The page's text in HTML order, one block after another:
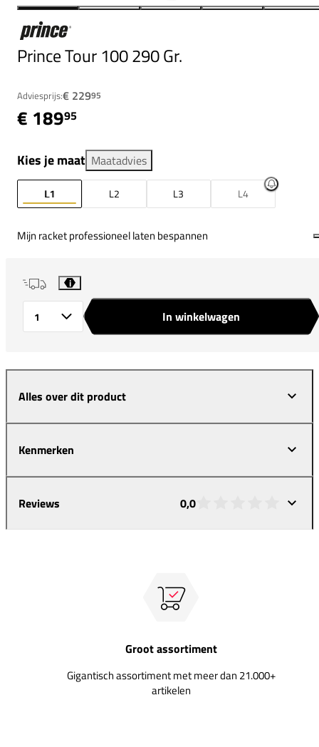
Prince Tour 100 290 Gr.
Adviesprijs:€ 22995
€ 18995
Kies je maat Maatadvies
L1 L2 L3 L4
Mijn racket professioneel laten bespannen
i
In winkelwagen
Alles over dit product
Kenmerken
Reviews 0,0
Groot assortiment
Gigantisch assortiment met meer dan 21.000+
artikelen